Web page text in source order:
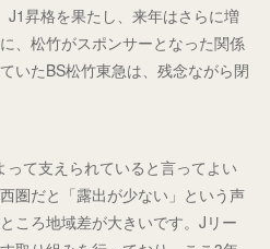
昇格を果たし、来年はさらに増
、松竹がスポンサーとなった関係
いたBS松竹東急は、残念ながら閉
て支えられていると言ってよい
圏だと「露出が少ない」という声
ころ地域差が大きいです。Jリー